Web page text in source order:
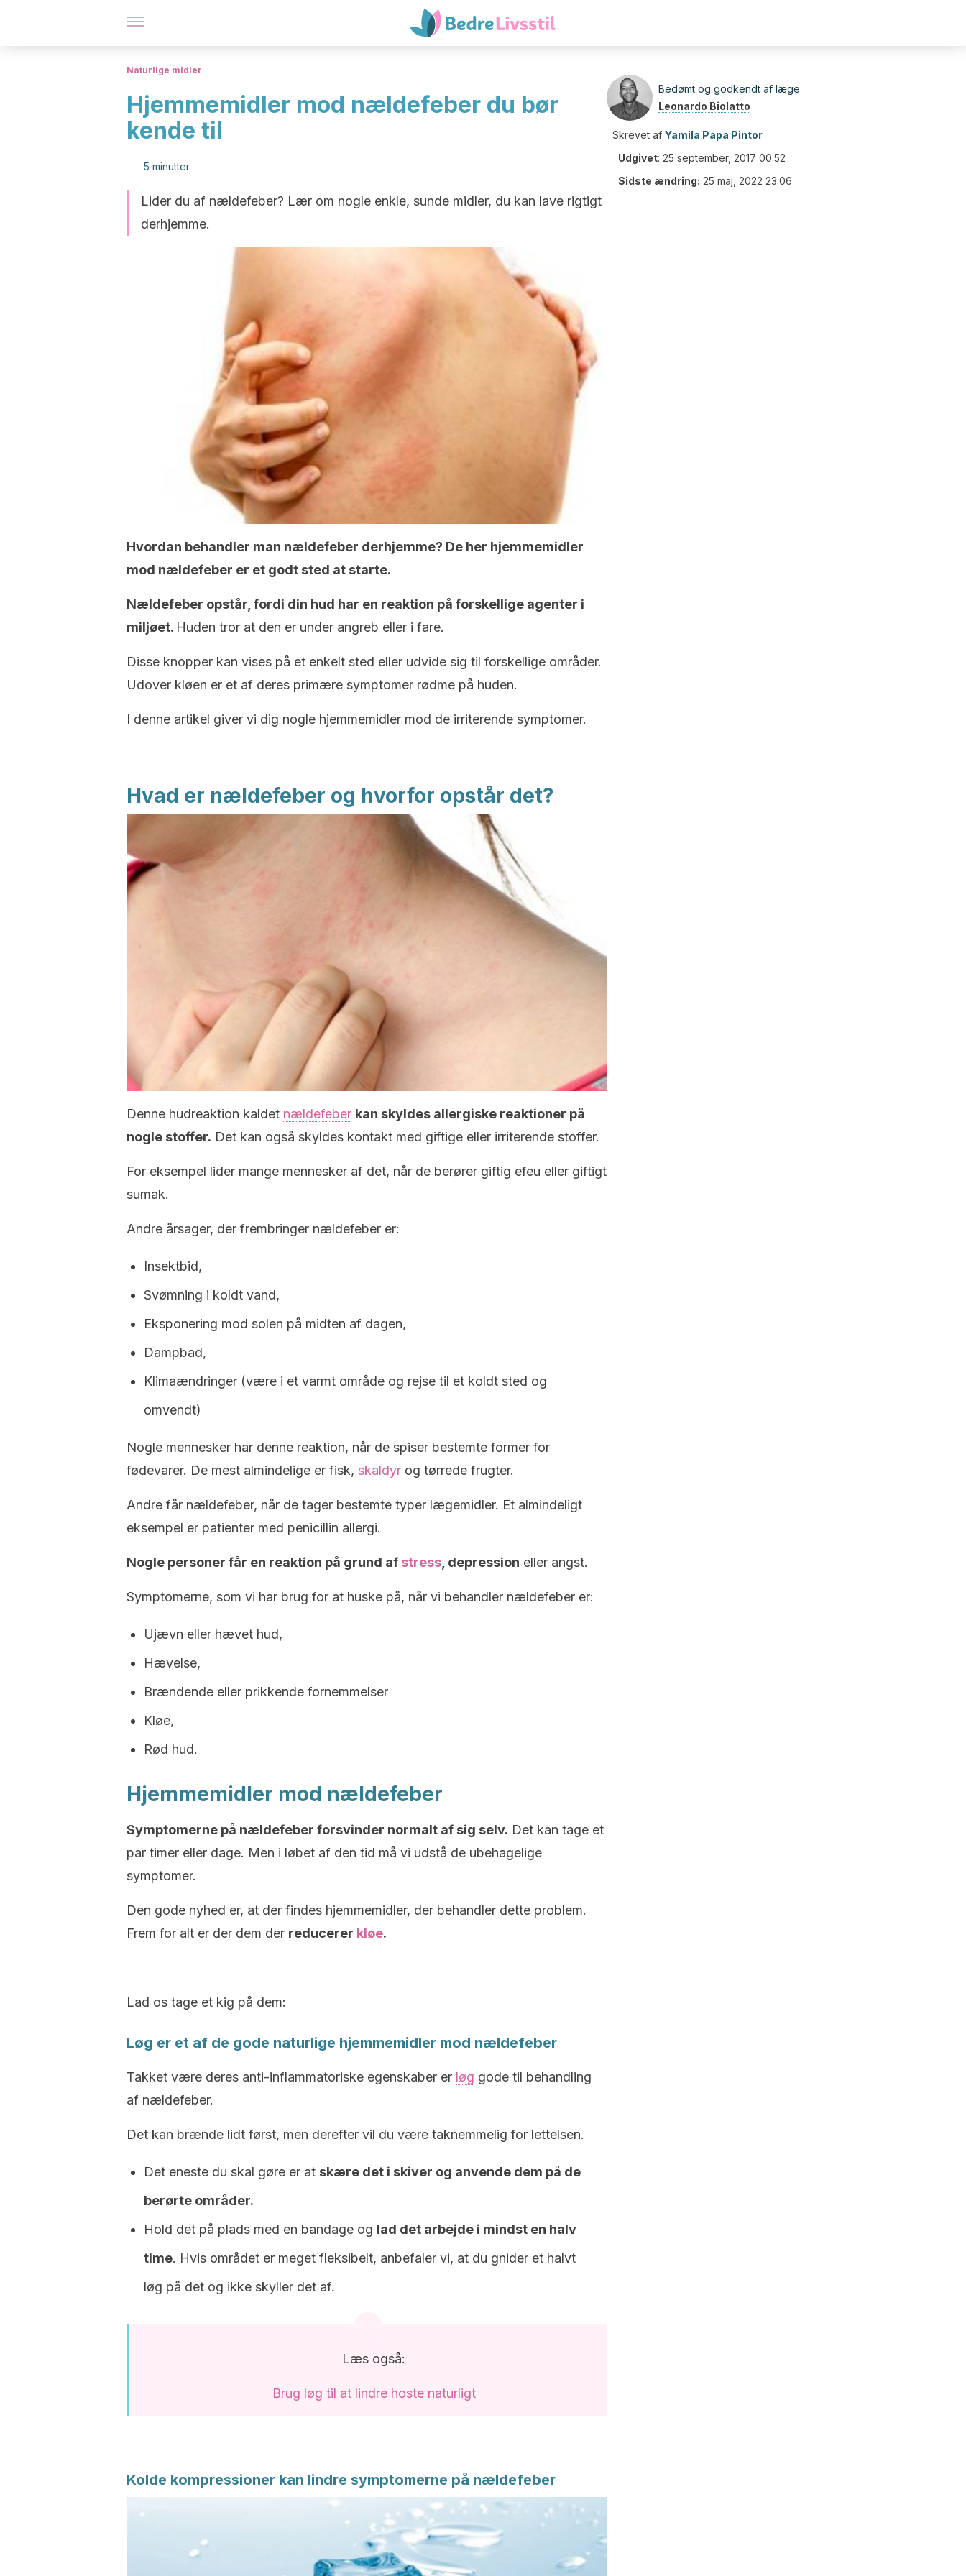
Naturlige midler
Hjemmemidler mod nældefeber du bør
kende til
5 minutter
Lider du af nældefeber? Lær om nogle enkle, sunde midler, du kan lave rigtigt
derhjemme.
Hvordan behandler man nældefeber derhjemme? De her hjemmemidler
mod nældefeber er et godt sted at starte.
Nældefeber opstår, fordi din hud har en reaktion på forskellige agenter i
miljøet. Huden tror at den er under angreb eller i fare.
Disse knopper kan vises på et enkelt sted eller udvide sig til forskellige områder.
Udover kløen er et af deres primære symptomer rødme på huden.
I denne artikel giver vi dig nogle hjemmemidler mod de irriterende symptomer.
Hvad er nældefeber og hvorfor opstår det?
Denne hudreaktion kaldet nældefeber kan skyldes allergiske reaktioner på
nogle stoffer. Det kan også skyldes kontakt med giftige eller irriterende stoffer.
For eksempel lider mange mennesker af det, når de berører giftig efeu eller giftigt
sumak.
Andre årsager, der frembringer nældefeber er:
Insektbid,
Svømning i koldt vand,
Eksponering mod solen på midten af ​​dagen,
Dampbad,
Klimaændringer (være i et varmt område og rejse til et koldt sted og
omvendt)
Nogle mennesker har denne reaktion, når de spiser bestemte former for
fødevarer. De mest almindelige er fisk, skaldyr og tørrede frugter.
Andre får nældefeber, når de tager bestemte typer lægemidler. Et almindeligt
eksempel er patienter med penicillin allergi.
Nogle personer får en reaktion på grund af stress , depression eller angst.
Symptomerne, som vi har brug for at huske på, når vi behandler nældefeber er:
Ujævn eller hævet hud,
Hævelse,
Brændende eller prikkende fornemmelser
Kløe,
Rød hud.
Hjemmemidler mod nældefeber
Symptomerne på nældefeber forsvinder normalt af sig selv. Det kan tage et
par timer eller dage. Men i løbet af den tid må vi udstå de ubehagelige
symptomer.
Den gode nyhed er, at der findes hjemmemidler, der behandler dette problem.
Frem for alt er der dem der reducerer kløe.
Lad os tage et kig på dem:
Løg er et af de gode naturlige hjemmemidler mod nældefeber
Takket være deres anti-inflammatoriske egenskaber er løg gode til behandling
af nældefeber.
Det kan brænde lidt først, men derefter vil du være taknemmelig for lettelsen.
Det eneste du skal gøre er at skære det i skiver og anvende dem på de
berørte områder.
Hold det på plads med en bandage og lad det arbejde i mindst en halv
time. Hvis området er meget fleksibelt, anbefaler vi, at du gnider et halvt
løg på det og ikke skyller det af.
Læs også:
Brug løg til at lindre hoste naturligt
Kolde kompressioner kan lindre symptomerne på nældefeber
Bedømt og godkendt af læge
Leonardo Biolatto
Skrevet af Yamila Papa Pintor
Udgivet: 25 september, 2017 00:52
Sidste ændring: 25 maj, 2022 23:06